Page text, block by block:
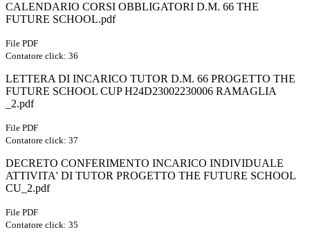
CALENDARIO CORSI OBBLIGATORI D.M. 66 THE
FUTURE SCHOOL.pdf
File PDF
Contatore click: 36
LETTERA DI INCARICO TUTOR D.M. 66 PROGETTO THE
FUTURE SCHOOL CUP H24D23002230006 RAMAGLIA
_2.pdf
File PDF
Contatore click: 37
DECRETO CONFERIMENTO INCARICO INDIVIDUALE
ATTIVITA' DI TUTOR PROGETTO THE FUTURE SCHOOL
CU_2.pdf
File PDF
Contatore click: 35